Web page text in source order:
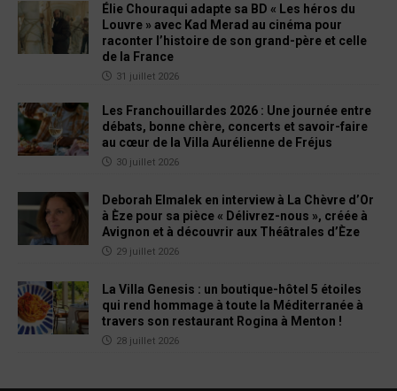
Élie Chouraqui adapte sa BD « Les héros du
Louvre » avec Kad Merad au cinéma pour
raconter l’histoire de son grand-père et celle
de la France
31 juillet 2026
Les Franchouillardes 2026 : Une journée entre
débats, bonne chère, concerts et savoir-faire
au cœur de la Villa Aurélienne de Fréjus
30 juillet 2026
Deborah Elmalek en interview à La Chèvre d’Or
à Èze pour sa pièce « Délivrez-nous », créée à
Avignon et à découvrir aux Théâtrales d’Èze
29 juillet 2026
La Villa Genesis : un boutique-hôtel 5 étoiles
qui rend hommage à toute la Méditerranée à
travers son restaurant Rogina à Menton !
28 juillet 2026